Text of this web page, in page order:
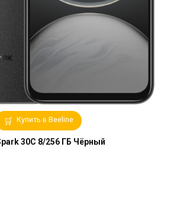
Купить в Beeline
30C 8/256 ГБ Чёрный